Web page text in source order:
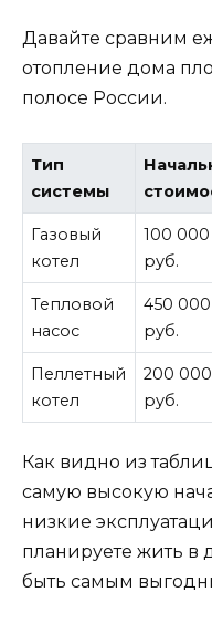
Давайте сравним
отопление дома
полосе России.
Тип
системы
Газовый
котел
100 000
руб.
Тепловой
насос
450 000
руб.
Пеллетный
котел
200 000
руб.
Как видно из
самую высокую
низкие
планируете жить в
быть самым